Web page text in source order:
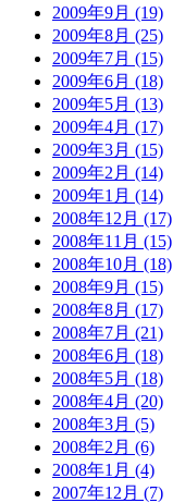
2009年9月 (19)
2009年8月 (25)
2009年7月 (15)
2009年6月 (18)
2009年5月 (13)
2009年4月 (17)
2009年3月 (15)
2009年2月 (14)
2009年1月 (14)
2008年12月 (17)
2008年11月 (15)
2008年10月 (18)
2008年9月 (15)
2008年8月 (17)
2008年7月 (21)
2008年6月 (18)
2008年5月 (18)
2008年4月 (20)
2008年3月 (5)
2008年2月 (6)
2008年1月 (4)
2007年12月 (7)